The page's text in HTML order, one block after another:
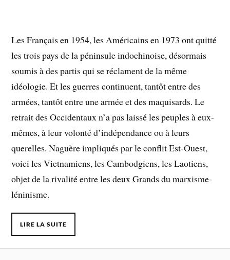
Les Français en 1954, les Américains en 1973 ont quitté
les trois pays de la péninsule indochinoise, désormais
soumis à des partis qui se réclament de la même
idéologie. Et les guerres continuent, tantôt entre des
armées, tantôt entre une armée et des maquisards. Le
retrait des Occidentaux n’a pas laissé les peuples à eux-
mêmes, à leur volonté d’indépendance ou à leurs
querelles. Naguère impliqués par le conflit Est-Ouest,
voici les Vietnamiens, les Cambodgiens, les Laotiens,
objet de la rivalité entre les deux Grands du marxisme-
léninisme.
LIRE LA SUITE